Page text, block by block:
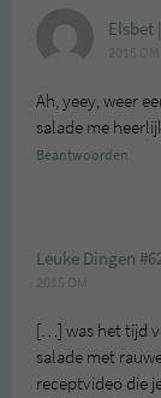
Elsbet
Ah, yeey, weer
salade me
Beantwoorden
Leuke Dingen
[…] was het tijd
salade met
receptvideo die